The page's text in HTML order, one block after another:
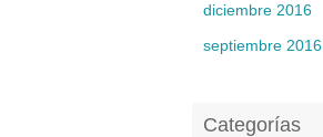
diciembre 2016
septiembre 2016
Categorías